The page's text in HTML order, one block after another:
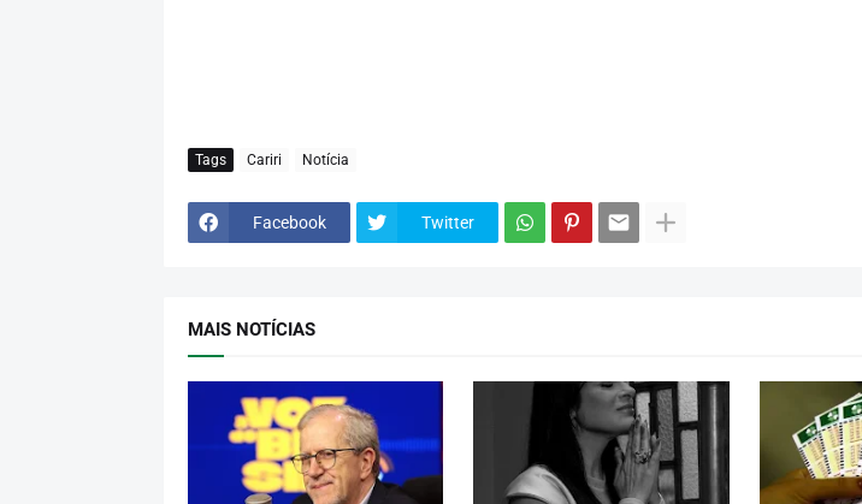
Tags Cariri Notícia
Facebook Twitter
MAIS NOTÍCIAS